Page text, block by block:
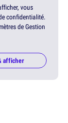
vous
confidentialité.
de Gestion
afficher